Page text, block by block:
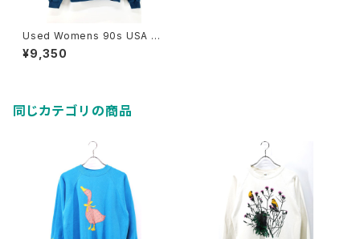
Used Womens 90s USA Ni
ke Turquoise Sweat Size
M 相当 古着
¥9,350
同じカテゴリの商品